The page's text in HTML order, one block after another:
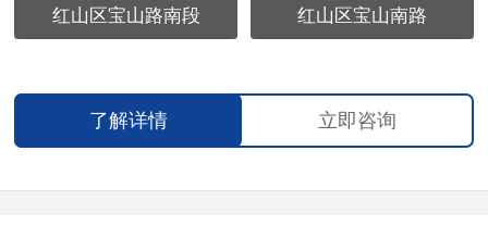
红山区宝山路南段 红山区宝山南路
了解详情 立即咨询